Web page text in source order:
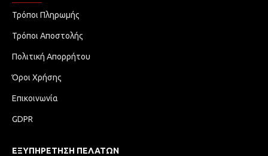
Τρόποι Πληρωμής
Τρόποι Αποστολής
Πολιτική Απορρήτου
Όροι Χρήσης
Επικοινωνία
GDPR
ΕΞΥΠΗΡΈΤΗΣΗ ΠΕΛΑΤΏΝ